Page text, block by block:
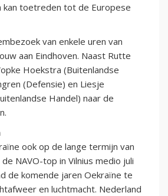
kan toetreden tot de Europese
van enkele uren van
aan Eindhoven. Naast Rutte
Hoekstra (Buitenlandse
(Defensie) en Liesje
Handel) naar de
ook op de lange termijn van
NAVO-top in Vilnius medio juli
de komende jaren Oekraïne te
en luchtmacht. Nederland